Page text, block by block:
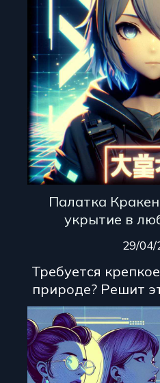
Палатка
укрытие в
29/04/
Требуется
природе? Решит